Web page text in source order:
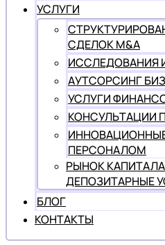
УСЛУГИ
СДЕЛОК M&A
ИССЛЕДОВАНИЯ
АУТСОРСИНГ
УСЛУГИ
КОНСУЛЬТАЦИИ
ПЕРСОНАЛОМ
РЫНОК КАПИТАЛА
ДЕПОЗИТАРНЫЕ
БЛОГ
КОНТАКТЫ